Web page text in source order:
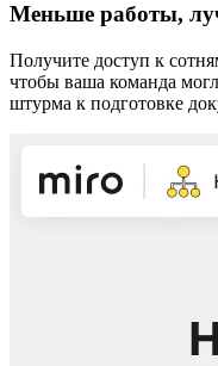
Меньше работы,
Получите доступ к
чтобы ваша команда
штурма к подготовке